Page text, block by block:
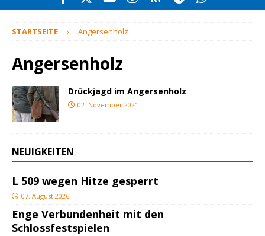
STARTSEITE Angersenholz
Angersenholz
Drückjagd im Angersenholz
02. November 2021
NEUIGKEITEN
L 509 wegen Hitze gesperrt
07. August 2026
Enge Verbundenheit mit den
Schlossfestspielen